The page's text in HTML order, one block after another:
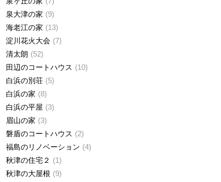
泉大津の家
9
海老江の家
13
淀川花火大会
7
清太朗
52
田辺のコートハウス
10
白浜の別荘
5
白浜の家
8
白浜の平屋
3
眉山の家
3
磐盾のコートハウス
2
福島のリノベーション
4
秋津の住宅２
1
秋津の大屋根
9